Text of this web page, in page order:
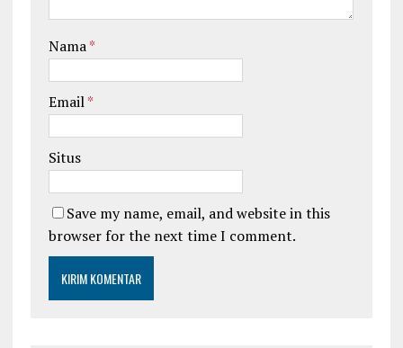
Nama*
Email*
Situs
Save my name, email, and website in this
browser for the next time I comment.